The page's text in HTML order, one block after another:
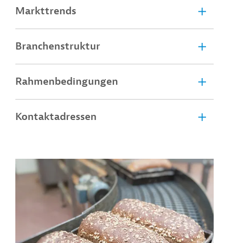
Markttrends
Branchenstruktur
Rahmenbedingungen
Kontaktadressen